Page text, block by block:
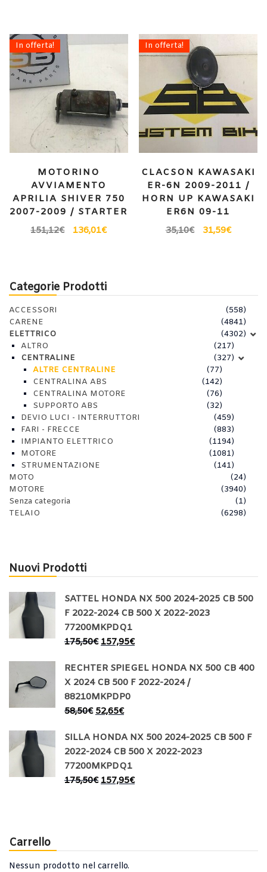
In offerta!
MOTORINO
AVVIAMENTO
APRILIA SHIVER 750
2007-2009 / STARTER
151,12€ 136,01€
In offerta!
CLACSON KAWASAKI
ER-6N 2009-2011 /
HORN UP KAWASAKI
ER6N 09-11
35,10€ 31,59€
Categorie Prodotti
ACCESSORI
(558)
CARENE
(4841)
ELETTRICO
(4302)
ALTRO
(217)
CENTRALINE
(327)
ALTRE CENTRALINE
(77)
CENTRALINA ABS
(142)
CENTRALINA MOTORE
(76)
SUPPORTO ABS
(32)
DEVIO LUCI - INTERRUTTORI
(459)
FARI - FRECCE
(883)
IMPIANTO ELETTRICO
(1194)
MOTORE
(1081)
STRUMENTAZIONE
(141)
MOTO
(24)
MOTORE
(3940)
Senza categoria
(1)
TELAIO
(6298)
Nuovi Prodotti
SATTEL HONDA NX 500 2024-2025 CB 500
F 2022-2024 CB 500 X 2022-2023
77200MKPDQ1
175,50€ 157,95€
RECHTER SPIEGEL HONDA NX 500 CB 400
X 2024 CB 500 F 2022-2024 /
88210MKPDP0
58,50€ 52,65€
SILLA HONDA NX 500 2024-2025 CB 500 F
2022-2024 CB 500 X 2022-2023
77200MKPDQ1
175,50€ 157,95€
Carrello
Nessun prodotto nel carrello.